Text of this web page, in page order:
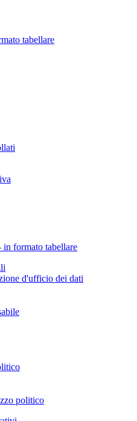
tabellare
formato tabellare
d'ufficio dei dati
politico